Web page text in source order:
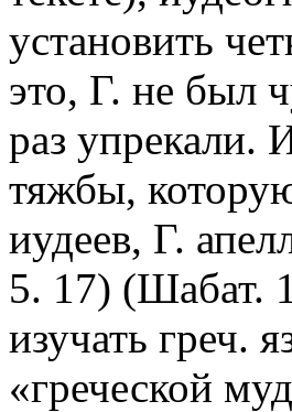
установить
это, Г. не был
раз упрекали.
тяжбы,
иудеев, Г.
5. 17) (Шабат.
изучать греч.
«греческой